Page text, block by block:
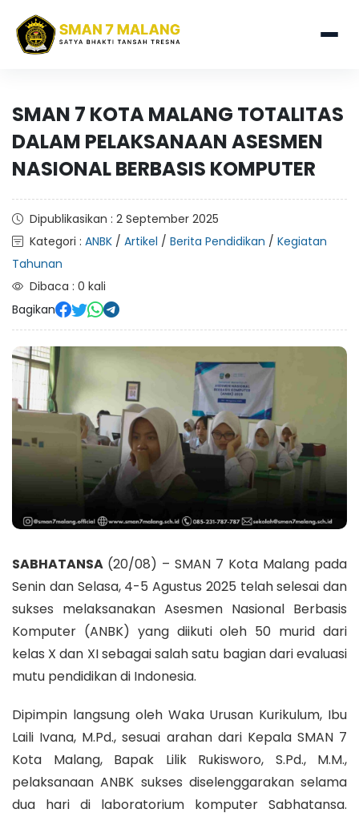
SMAN 7 KOTA MALANG TOTALITAS
DALAM PELAKSANAAN ASESMEN
NASIONAL BERBASIS KOMPUTER
Dipublikasikan : 2 September 2025
Kategori : ANBK / Artikel / Berita Pendidikan / Kegiatan
Tahunan
Dibaca : 0 kali
Bagikan
SABHATANSA (20/08) – SMAN 7 Kota Malang pada
Senin dan Selasa, 4-5 Agustus 2025 telah selesai dan
sukses melaksanakan Asesmen Nasional Berbasis
Komputer (ANBK) yang diikuti oleh 50 murid dari
kelas X dan XI sebagai salah satu bagian dari evaluasi
mutu pendidikan di Indonesia.
Dipimpin langsung oleh Waka Urusan Kurikulum, Ibu
Laili Ivana, M.Pd., sesuai arahan dari Kepala SMAN 7
Kota Malang, Bapak Lilik Rukisworo, S.Pd., M.M.,
pelaksanaan ANBK sukses diselenggarakan selama
dua hari di laboratorium komputer Sabhatansa.